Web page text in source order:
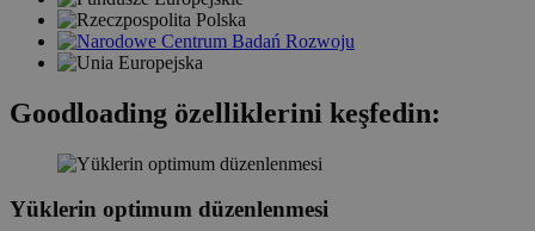
Goodloading özelliklerini keşfedin:
Yüklerin optimum düzenlenmesi